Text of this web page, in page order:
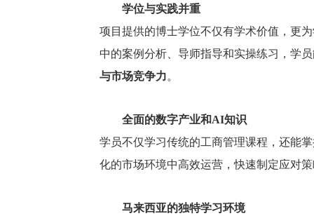
学位与实践并重
项目提供的博士学位不仅有学术价值，更
中的案例分析、导师指导和实操练习，学
与市场竞争力。
全面的数字产业和AI知识
学员不仅学习传统的工商管理课程，还能
化的市场环境中高效运营，快速制定应对
马来西亚的独特学习环境